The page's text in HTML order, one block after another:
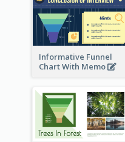
Informative Funnel
Chart With Memo